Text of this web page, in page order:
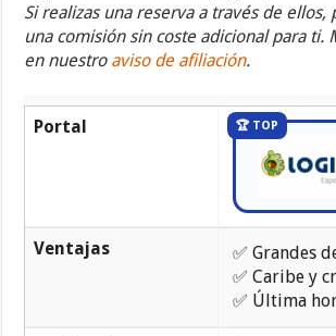
Si realizas una reserva a través de
una comisión sin coste adicional para ti.
en nuestro aviso de afiliación.
Portal 🏆 TOP
Ventajas
✅ Grandes
✅ Caribe y
✅ Última